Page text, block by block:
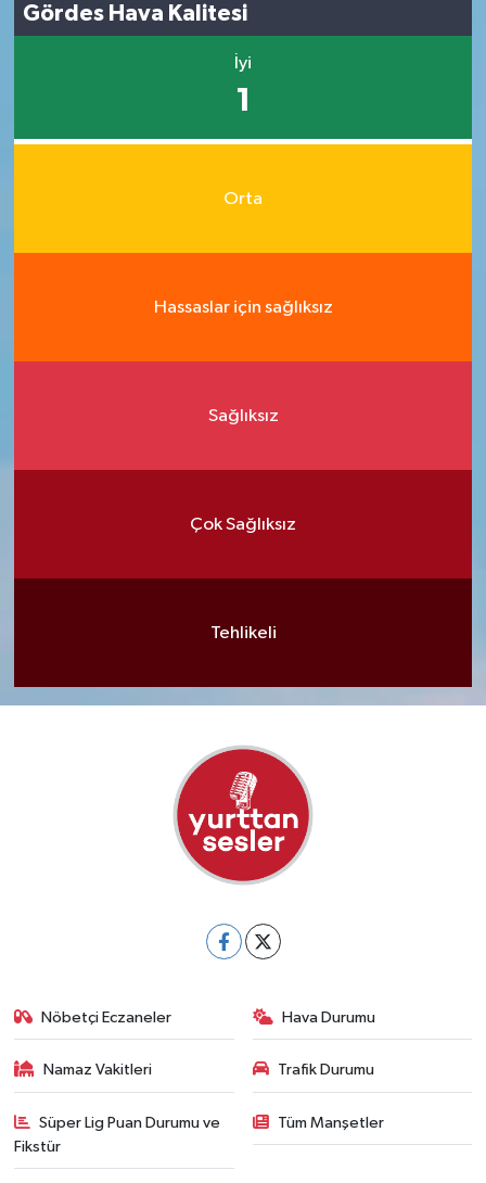
Gördes Hava Kalitesi
İyi
1
Orta
Hassaslar için sağlıksız
Sağlıksız
Çok Sağlıksız
Tehlikeli
Nöbetçi Eczaneler Hava Durumu
Namaz Vakitleri Trafik Durumu
Süper Lig Puan Durumu ve
Fikstür
Tüm Manşetler